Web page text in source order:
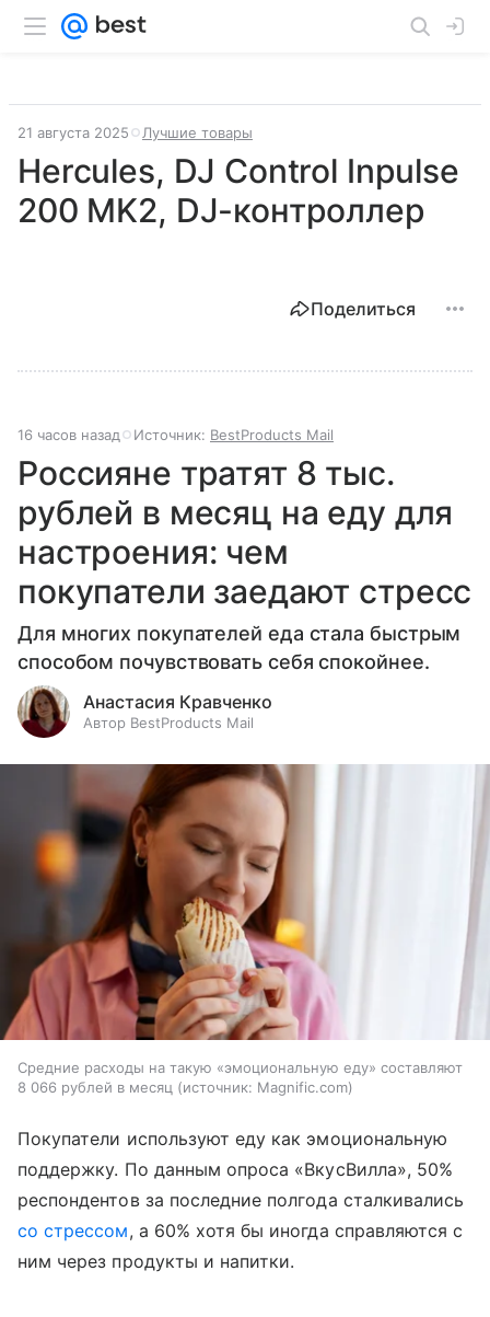
21 августа 2025 Лучшие товары
Hercules, DJ Control Inpulse
200 MK2, DJ-контроллер
Поделиться
16 часов назад Источник: BestProducts Mail
Россияне тратят 8 тыс.
рублей в месяц на еду для
настроения: чем
покупатели заедают стресс
Для многих покупателей еда стала быстрым
способом почувствовать себя спокойнее.
Анастасия Кравченко
Автор BestProducts Mail
Средние расходы на такую «эмоциональную еду» составляют
8 066 рублей в месяц
источник: Magnific.com
Покупатели используют еду как эмоциональную
поддержку. По данным опроса «ВкусВилла», 50%
респондентов за последние полгода сталкивались
со стрессом, а 60% хотя бы иногда справляются с
ним через продукты и напитки.